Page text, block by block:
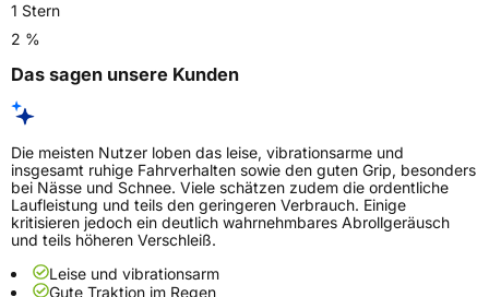
1 Stern
2 %
Das sagen unsere Kunden
Die meisten Nutzer loben das leise, vibrationsarme und
insgesamt ruhige Fahrverhalten sowie den guten Grip, besonders
bei Nässe und Schnee. Viele schätzen zudem die ordentliche
Laufleistung und teils den geringeren Verbrauch. Einige
kritisieren jedoch ein deutlich wahrnehmbares Abrollgeräusch
und teils höheren Verschleiß.
Leise und vibrationsarm
Gute Traktion im Regen